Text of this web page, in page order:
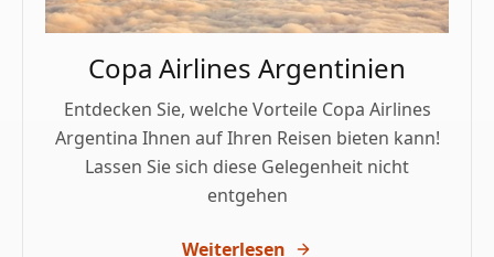
Copa Airlines Argentinien
Entdecken Sie, welche Vorteile Copa Airlines
Argentina Ihnen auf Ihren Reisen bieten kann!
Lassen Sie sich diese Gelegenheit nicht
entgehen
Weiterlesen